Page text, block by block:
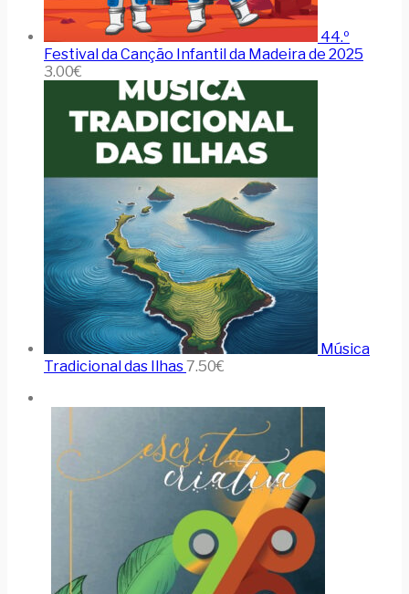
44.º
Festival da Canção Infantil da Madeira de 2025
3.00€
Música
Tradicional das Ilhas7.50€